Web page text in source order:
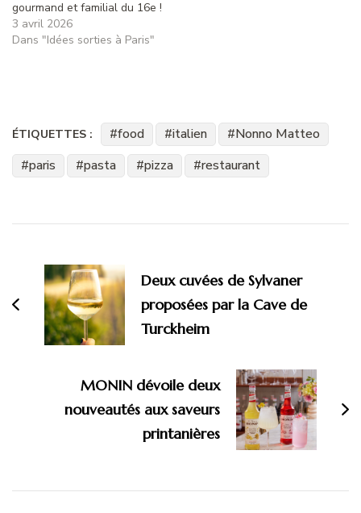
gourmand et familial du 16e !
3 avril 2026
Dans "Idées sorties à Paris"
ÉTIQUETTES : food italien
Nonno Matteo
paris
pasta pizza restaurant
d'article
Deux cuvées de Sylvaner
proposées par la Cave de
Turckheim
MONIN dévoile deux
nouveautés aux saveurs
printanières